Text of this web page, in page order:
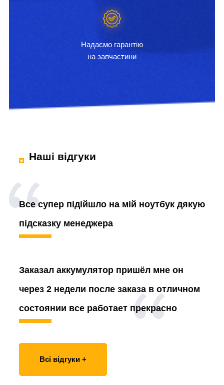
Надаємо гарантію
на запчастини
Наші відгуки
Все супер підійшло на мій ноутбук дякую
підсказку менеджера
Заказал аккумулятор пришёл мне он
через 2 недели после заказа в отличном
состоянии все работает прекрасно
Всі відгуки +